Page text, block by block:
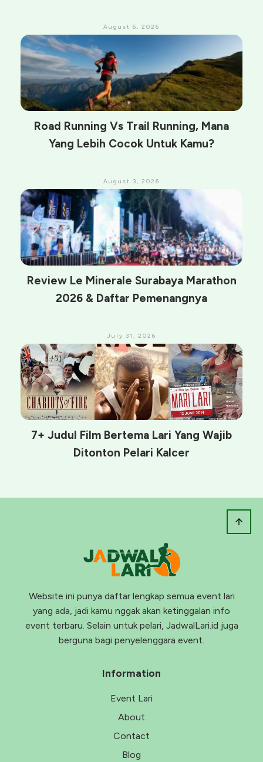
August 6, 2026
Road Running Vs Trail Running, Mana
Yang Lebih Cocok Untuk Kamu?
August 3, 2026
Review Le Minerale Surabaya Marathon
2026 & Daftar Pemenangnya
July 31, 2026
7+ Judul Film Bertema Lari Yang Wajib
Ditonton Pelari Kalcer
Website ini punya daftar lengkap semua event lari
yang ada, jadi kamu nggak akan ketinggalan info
event terbaru. Selain untuk pelari, JadwalLari.id juga
berguna bagi penyelenggara event.
Information
Event Lari
About
Contact
Blog